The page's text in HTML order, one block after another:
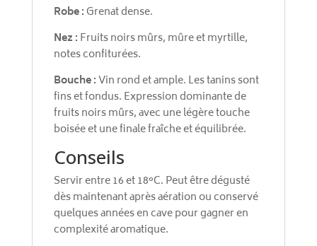
Robe :Grenat dense.
Nez : Fruits noirs mûrs, mûre et myrtille,
notes confiturées.
Bouche :Vin rond et ample. Les tanins sont
fins et fondus. Expression dominante de
fruits noirs mûrs, avec une légère touche
boisée et une finale fraîche et équilibrée.
Conseils
Servir entre 16 et 18°C. Peut être dégusté
dès maintenant après aération ou conservé
quelques années en cave pour gagner en
complexité aromatique.